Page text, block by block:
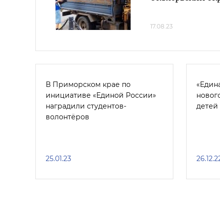
17.08.23
В Приморском крае по
инициативе «Единой России»
наградили студентов-
волонтёров
25.01.23